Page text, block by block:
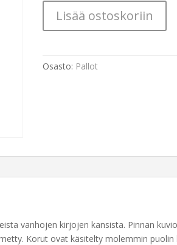
palloa
määrä
Lisää ostoskoriin
Osasto: Pallot
vanhojen kirjojen kansista. Pinnan
Korut ovat käsitelty molemmin puolin